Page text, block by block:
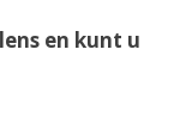
en kunt u